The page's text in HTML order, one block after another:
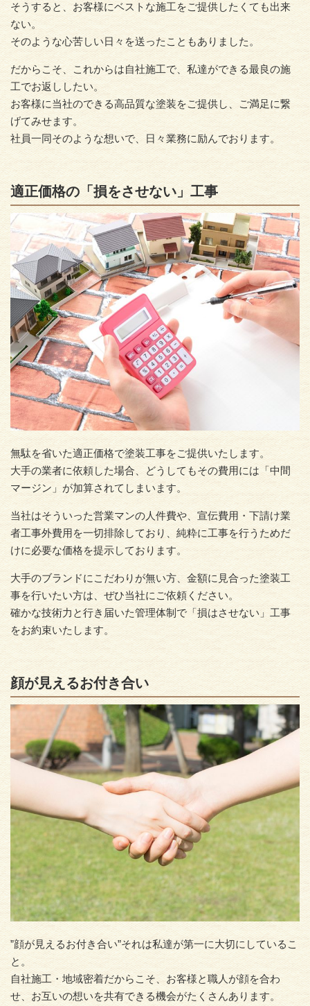
そうすると、お客様にベストな施工をご提供したくても出来
ない。
そのような心苦しい日々を送ったこともありました。
だからこそ、これからは自社施工で、私達ができる最良の施
工でお返ししたい。
お客様に当社のできる高品質な塗装をご提供し、ご満足に繋
げてみせます。
社員一同そのような想いで、日々業務に励んでおります。
適正価格の「損をさせない」工事
無駄を省いた適正価格で塗装工事をご提供いたします。
大手の業者に依頼した場合、どうしてもその費用には「中間
マージン」が加算されてしまいます。
当社はそういった営業マンの人件費や、宣伝費用・下請け業
者工事外費用を一切排除しており、純粋に工事を行うためだ
けに必要な価格を提示しております。
大手のブランドにこだわりが無い方、金額に見合った塗装工
事を行いたい方は、ぜひ当社にご依頼ください。
確かな技術力と行き届いた管理体制で「損はさせない」工事
をお約束いたします。
顔が見えるお付き合い
”顔が見えるお付き合い”それは私達が第一に大切にしているこ
と。
自社施工・地域密着だからこそ、お客様と職人が顔を合わ
せ、お互いの想いを共有できる機会がたくさんあります。